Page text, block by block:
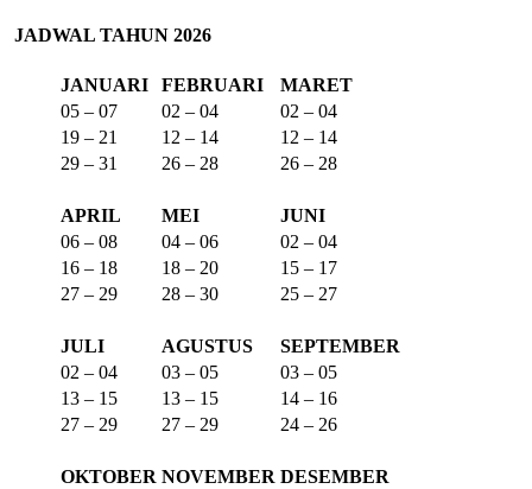
JADWAL TAHUN 2026
JANUARI FEBRUARI
MARET
05 – 07
02 – 04
02 – 04
19 – 21
12 – 14
12 – 14
29 – 31
26 – 28 26 – 28
APRIL MEI
JUNI
06 – 08
04 – 06
02 – 04
16 – 18
18 – 20
15 – 17
27 – 29
28 – 30 25 – 27
JULI AGUSTUS
SEPTEMBER
02 – 04
03 – 05
03 – 05
13 – 15
13 – 15
14 – 16
27 – 29
27 – 29 24 – 26
OKTOBER NOVEMBER DESEMBER